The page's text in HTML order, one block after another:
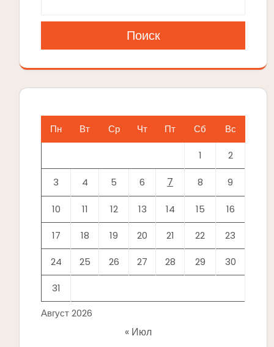
Поиск
Август 2026
Пн Вт Ср Чт Пт Сб Вс
1 2
3 4 5 6 7 8 9
10 11 12 13 14 15 16
17 18 19 20 21 22 23
24 25 26 27 28 29 30
31
« Июл